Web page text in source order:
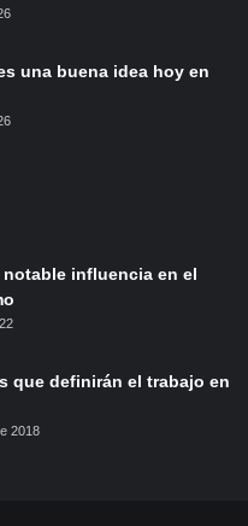
una buena idea hoy en
notable influencia en el
que definirán el trabajo en
2018